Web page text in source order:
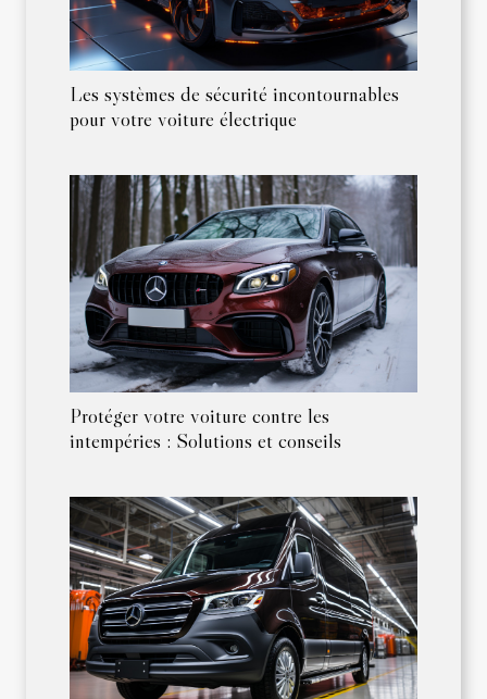
Les systèmes de sécurité incontournables
pour votre voiture électrique
Protéger votre voiture contre les
intempéries : Solutions et conseils